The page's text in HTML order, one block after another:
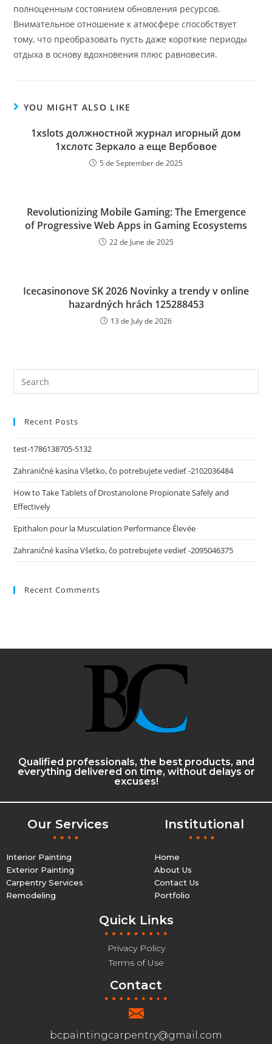
полноценным состоянием обновления ресурсов.
Внимательное отношение к атмосфере способствует
тому, что преобразовать пусть даже короткие периоды
отдыха в основу вдохновения плюс равновесия.
YOU MIGHT ALSO LIKE
1xslots должностной журнал игорный дом
1хслотс Зеркало а еще Вербовое
5 de September de 2025
Revolutionizing Mobile Gaming: The Emergence
of Progressive Web Apps in Gaming Ecosystems
22 de June de 2025
Icecasinonove SK 2026 Novinky a trendy v online
hazardných hrách 125288453
13 de July de 2026
Recent Posts
test-1786138705-5132
Zahraničné kasína Všetko, čo potrebujete vedieť -2102036484
How to Take Tablets of Drostanolone Propionate Safely and
Effectively
Epithalon pour la Musculation Performance Élevée
Zahraničné kasína Všetko, čo potrebujete vedieť -2095046375
Recent Comments
Qualified professionals, the best products, and
everything delivered on time, without delays or
excuses!
Our Services
Interior Painting
Exterior Painting
Carpentry Services
Remodeling
Institutional
Home
About Us
Contact Us
Portfolio
Quick Links
Privacy Policy
Terms of Use
Contact
bcpaintingcarpentry@gmail.com